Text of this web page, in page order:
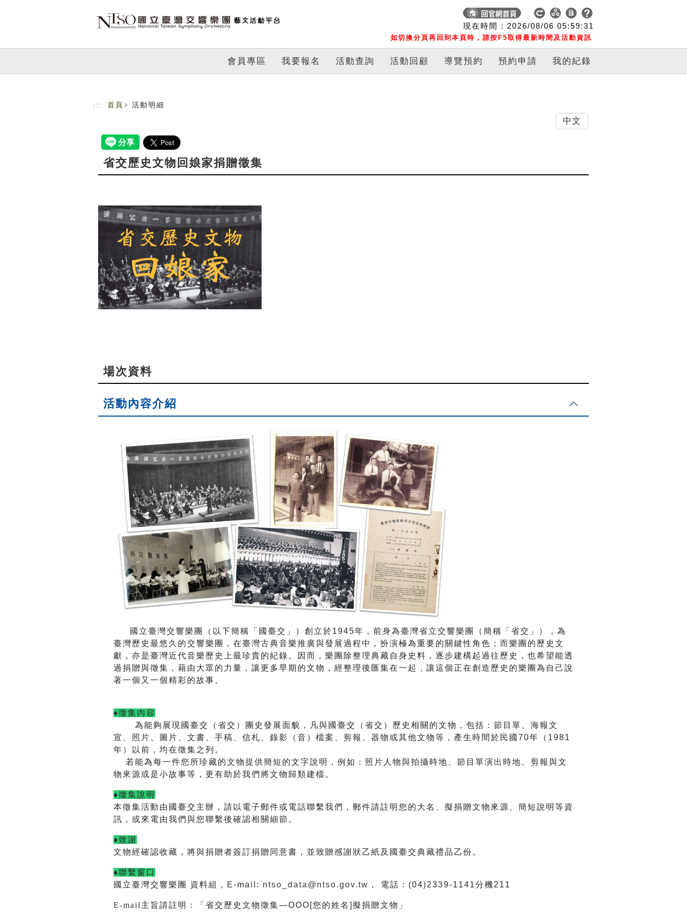
現在時間 : 2026/08/06 05:59:32
如切換分頁再回到本頁時，請按F5取得最新時間及活動資訊
會員專區 我要報名 活動查詢 活動回顧 導覽預約 預約申請 我的紀錄
::: 首頁 > 活動明細
省交歷史文物回娘家捐贈徵集
場次資料
活動內容介紹
國立臺灣交響樂團（以下簡稱「國臺交」）創立於1945年，前身為臺灣省立交響樂團（簡稱「省交」），為
臺灣歷史最悠久的交響樂團，在臺灣古典音樂推廣與發展過程中，扮演極為重要的關鍵性角色；而樂團的歷史文
獻，亦是臺灣近代音樂歷史上最珍貴的紀錄。因而，樂團除整理典藏自身史料，逐步建構起過往歷史，也希望能透
過捐贈與徵集，藉由大眾的力量，讓更多早期的文物，經整理後匯集在一起，讓這個正在創造歷史的樂團為自己說
著一個又一個精彩的故事。
♦徵集內容
為能夠展現國臺交（省交）團史發展面貌，凡與國臺交（省交）歷史相關的文物，包括：節目單、海報文
宣、照片、圖片、文書、手稿、信札、錄影（音）檔案、剪報、器物或其他文物等，產生時間於民國 70年（ 1981
年）以前，均在徵集之列。
若能為每一件您所珍藏的文物提供簡短的文字說明，例如：照片人物與拍攝時地、節目單演出時地、剪報與文
物來源或是小故事等，更有助於我們將文物歸類建檔。
♦徵集說明
本徵集活動由國臺交主辦， 請以電子郵件或電話聯繫我們，郵件請註明您的大名、擬捐贈文物來源、簡短說明等資
訊，或來電由我們與您聯繫後確認相關細節。
♦致謝
文物經確認收藏，將與捐贈者簽訂捐贈同意書，並致贈感謝狀乙紙及國臺交典藏禮品乙份。
♦聯繫窗口
國立臺灣交響樂團 資料組，E-mail: ntso_data@ntso.gov.tw ， 電話：(04)2339-1141分機211
E-mail 主旨請註明：「省交歷史文物徵集—OOO[您的姓名]擬捐贈文物」